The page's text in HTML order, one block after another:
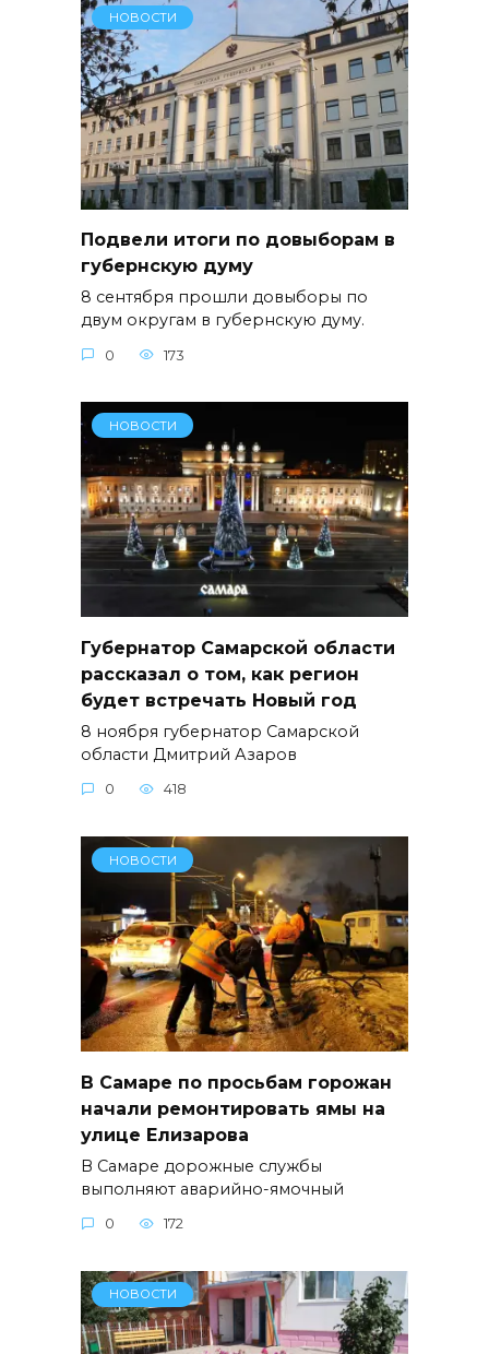
НОВОСТИ
Подвели итоги по довыборам в
губернскую думу
8 сентября прошли довыборы по
двум округам в губернскую думу.
0 173
НОВОСТИ
Губернатор Самарской области
рассказал о том, как регион
будет встречать Новый год
8 ноября губернатор Самарской
области Дмитрий Азаров
0 418
НОВОСТИ
В Самаре по просьбам горожан
начали ремонтировать ямы на
улице Елизарова
В Самаре дорожные службы
выполняют аварийно-ямочный
0 172
НОВОСТИ